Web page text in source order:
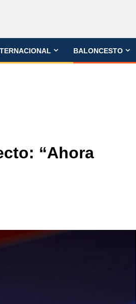
BALONCESTO
“Ahora